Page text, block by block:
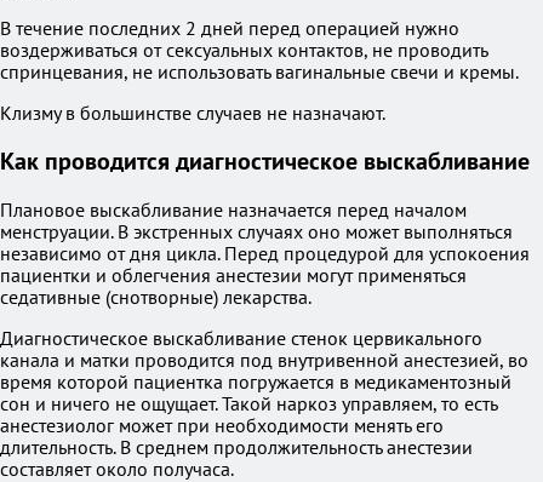
В течение последних 2 дней перед операцией нужно
воздерживаться от сексуальных контактов, не проводить
спринцевания, не использовать вагинальные свечи и кремы.
Клизму в большинстве случаев не назначают.
Как проводится диагностическое выскабливание
Плановое выскабливание назначается перед началом
менструации. В экстренных случаях оно может выполняться
независимо от дня цикла. Перед процедурой для успокоения
пациентки и облегчения анестезии могут применяться
седативные (снотворные) лекарства.
Диагностическое выскабливание стенок цервикального
канала и матки проводится под внутривенной анестезией, во
время которой пациентка погружается в медикаментозный
сон и ничего не ощущает. Такой наркоз управляем, то есть
анестезиолог может при необходимости менять его
длительность. В среднем продолжительность анестезии
составляет около получаса.